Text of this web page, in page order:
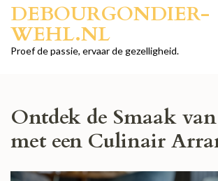
DEBOURGONDIER-
WEHL.NL
Proef de passie, ervaar de gezelligheid.
Ontdek de Smaak
met een Culinair